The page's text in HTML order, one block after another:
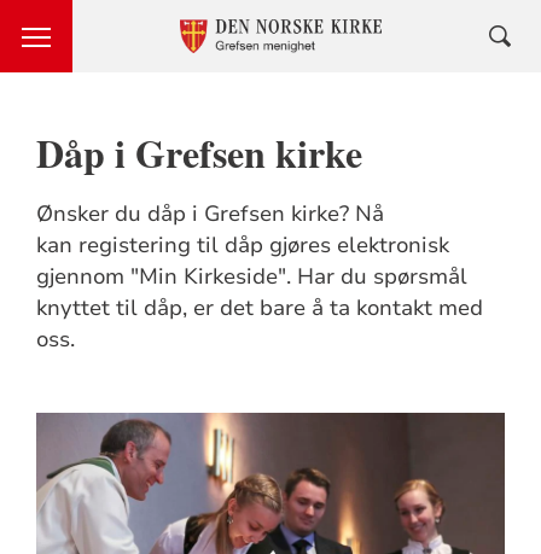
Dåp i Grefsen kirke
Ønsker du dåp i Grefsen kirke? Nå
kan registering til dåp gjøres elektronisk
gjennom "Min Kirkeside". Har du spørsmål
knyttet til dåp, er det bare å ta kontakt med
oss.